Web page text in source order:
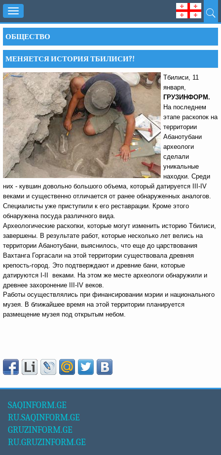
Toggle
navigation
ОБЩЕСТВО
МЕНЯЕТСЯ ИСТОРИЯ ТБИЛИСИ?!
Тбилиси, 11
января,
ГРУЗИНФОРМ.
На последнем
этапе раскопок на
территории
Абанотубани
археологи
сделали
уникальные
находки. Среди
них - кувшин довольно большого объема, который датируется III-IV
веками и существенно отличается от ранее обнаруженных аналогов.
Специалисты уже приступили к его реставрации. Кроме этого
обнаружена посуда различного вида.
Археологические раскопки, которые могут изменить историю Тбилиси,
завершены. В результате работ, которые несколько лет велись на
территории Абанотубани, выяснилось, что еще до царствования
Вахтанга Горгасали на этой территории существовала древняя
крепость-город. Это подтверждают и древние бани, которые
датируются I-II веками. На этом же месте археологи обнаружили и
древнее захоронение III-IV веков.
Работы осуществлялись при финансировании мэрии и национального
музея. В ближайшее время на этой территории планируется
размещение музея под открытым небом.
SAQINFORM.GE
RU.SAQINFORM.GE
GRUZINFORM.GE
RU.GRUZINFORM.GE